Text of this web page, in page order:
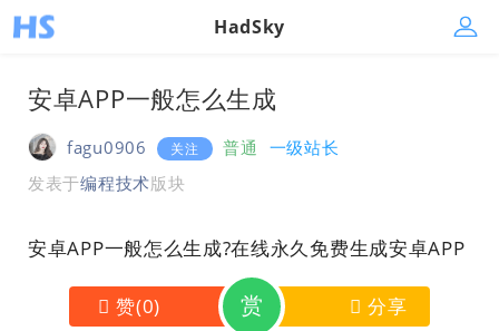
HadSky
安卓APP一般怎么生成
fagu0906 关注 普通
一级站长
发表于编程技术版块
安卓APP一般怎么生成?在线永久免费生成安卓APP
赞(0) 赏 分享